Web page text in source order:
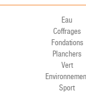
Eau
Coffrages
Fondations
Planchers
Vert
Sport